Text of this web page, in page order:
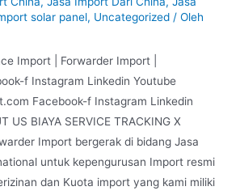
solar panel, Uncategorized/ Oleh
Import | Forwarder Import |
f Instagram Linkedin Youtube
Facebook-f Instagram Linkedin
US BIAYA SERVICE TRACKING X
Import bergerak di bidang Jasa
untuk kepengurusan Import resmi
dan Kuota import yang kami miliki